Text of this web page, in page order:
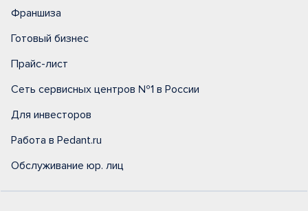
Франшиза
Готовый бизнес
Прайс-лист
Сеть сервисных центров №1 в России
Для инвесторов
Работа в Pedant.ru
Обслуживание юр. лиц